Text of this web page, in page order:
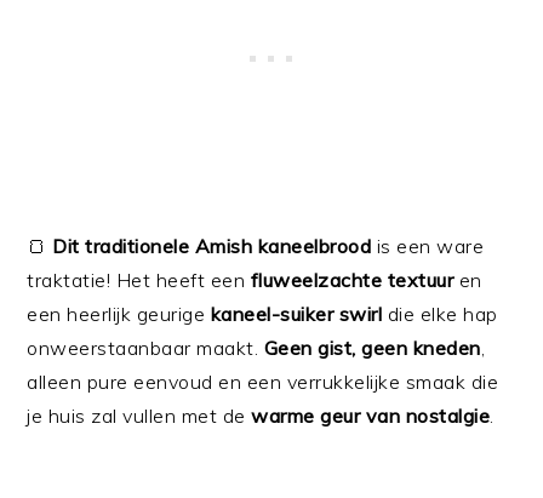
🍞 Dit traditionele Amish kaneelbrood is een ware
traktatie! Het heeft een fluweelzachte textuuren
een heerlijk geurige kaneel-suiker swirl die elke hap
onweerstaanbaar maakt. Geen gist, geen kneden
alleen pure eenvoud en een verrukkelijke smaak die
je huis zal vullen met dewarme geur van nostalgie